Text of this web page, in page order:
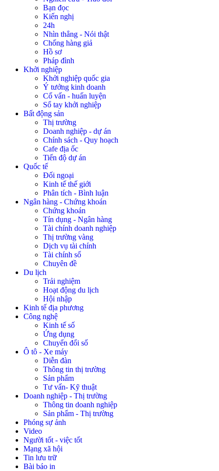
Bạn đọc
Kiến nghị
24h
Nhìn thẳng - Nói thật
Chống hàng giả
Hồ sơ
Pháp đình
Khởi nghiệp
Khởi nghiệp quốc gia
Ý tưởng kinh doanh
Cố vấn - huấn luyện
Sổ tay khởi nghiệp
Bất động sản
Thị trường
Doanh nghiệp - dự án
Chính sách - Quy hoạch
Cafe địa ốc
Tiến độ dự án
Quốc tế
Đối ngoại
Kinh tế thế giới
Phân tích - Bình luận
Ngân hàng - Chứng khoán
Chứng khoán
Tín dụng - Ngân hàng
Tài chính doanh nghiệp
Thị trường vàng
Dịch vụ tài chính
Tài chính số
Chuyên đề
Du lịch
Trải nghiệm
Hoạt động du lịch
Hội nhập
Kinh tế địa phương
Công nghệ
Kinh tế số
Ứng dụng
Chuyển đổi số
Ô tô - Xe máy
Diễn đàn
Thông tin thị trường
Sản phẩm
Tư vấn- Kỹ thuật
Doanh nghiệp - Thị trường
Thông tin doanh nghiệp
Sản phẩm - Thị trường
Phóng sự ảnh
Video
Người tốt - việc tốt
Mạng xã hội
Tin lưu trữ
Bài báo in